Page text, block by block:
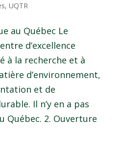
, UQTR
au Québec Le
d’excellence
à la recherche et à
d’environnement,
et de
Il n’y en a pas
Québec. 2. Ouverture